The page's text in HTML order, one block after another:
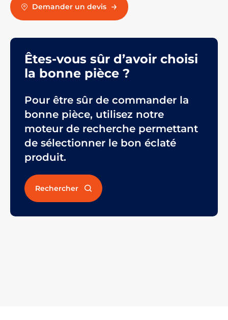
Demander un devis
Êtes-vous sûr d’avoir choisi
la bonne pièce ?
Pour être sûr de commander la
bonne pièce, utilisez notre
moteur de recherche permettant
de sélectionner le bon éclaté
produit.
Rechercher